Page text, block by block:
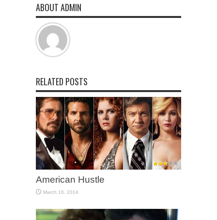
ABOUT ADMIN
RELATED POSTS
American Hustle
March 16, 2014